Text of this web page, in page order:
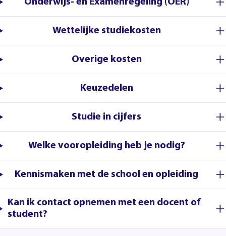
Wettelijke studiekosten
Overige kosten
Keuzedelen
Studie in cijfers
Welke vooropleiding heb je nodig?
Kennismaken met de school en opleiding
Kan ik contact opnemen met een docent of
student?